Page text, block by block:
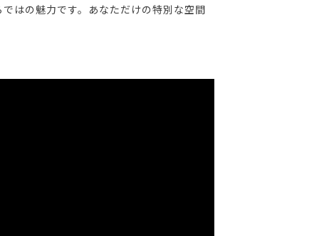
はの魅力です。あなただけの特別な空間